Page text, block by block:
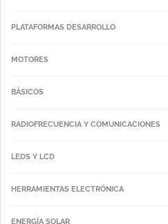
PLATAFORMAS DESARROLLO
MOTORES
BÁSICOS
RADIOFRECUENCIA Y COMUNICACIONES
LEDS Y LCD
HERRAMIENTAS ELECTRÓNICA
ENERGÍA SOLAR